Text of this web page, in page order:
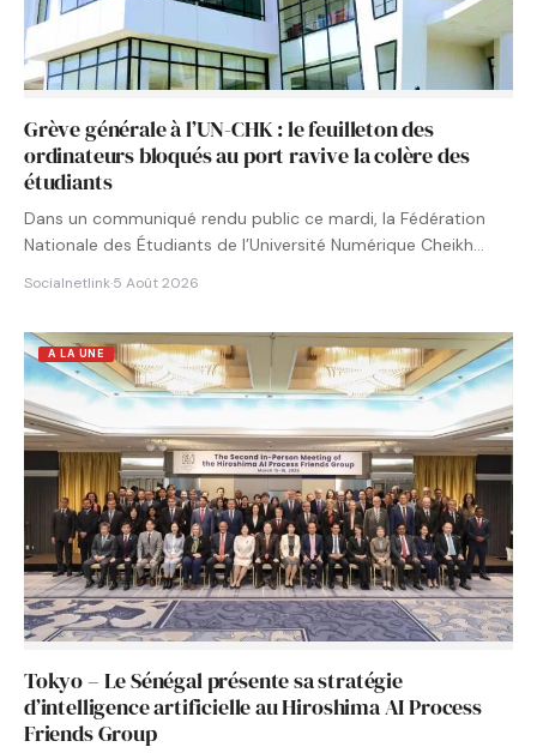
Grève générale à l’UN-CHK : le feuilleton des
ordinateurs bloqués au port ravive la colère des
étudiants
Dans un communiqué rendu public ce mardi, la Fédération
Nationale des Étudiants de l’Université Numérique Cheikh
Socialnetlink·5 Août 2026
A LA UNE
Tokyo – Le Sénégal présente sa stratégie
d’intelligence artificielle au Hiroshima AI Process
Friends Group